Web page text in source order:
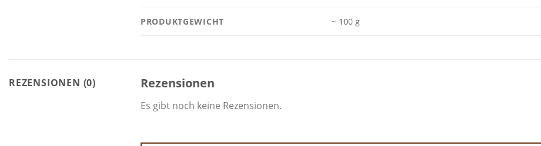
PRODUKTGEWICHT ~ 100 g
REZENSIONEN (0) Rezensionen
Es gibt noch keine Rezensionen.